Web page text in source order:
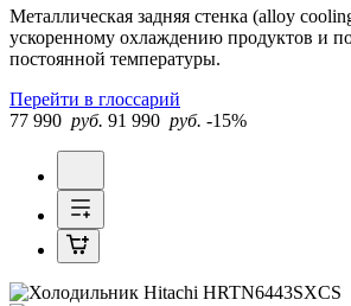
Металлическая задняя стенка (alloy
ускоренному охлаждению продуктов и
постоянной температуры.
Перейти в глоссарий
77 990 руб. 91 990 руб. -15%